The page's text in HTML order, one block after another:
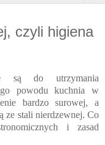
czyli higiena
są do utrzymania
powodu kuchnia w
bardzo surowej, a
ze stali nierdzewnej. Co
i zasad